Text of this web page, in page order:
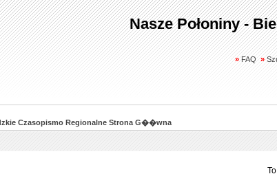
Nasze Połoniny -
» FAQ »
Czasopismo Regionalne Strona G��wna